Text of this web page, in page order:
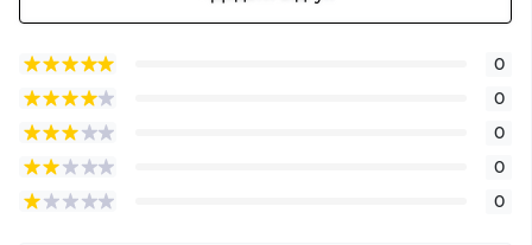
0
0
0
0
0